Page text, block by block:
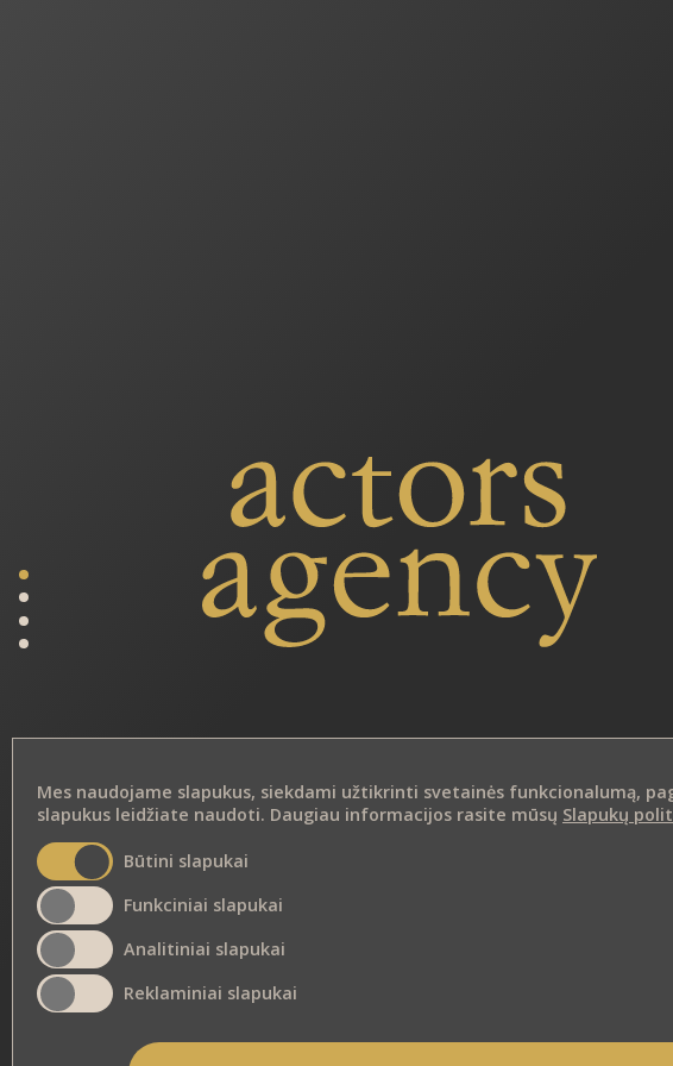
Mes naudojame slapukus, siekdami užtikrinti svetainės funkcionalumą,
slapukus leidžiate naudoti. Daugiau informacijos rasite mūsų Slapukų
Būtini slapukai
Funkciniai slapukai
Analitiniai slapukai
Reklaminiai slapukai